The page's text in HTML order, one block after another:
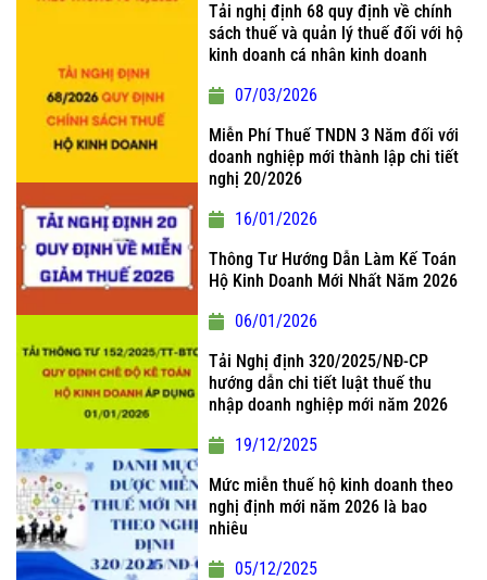
Tải nghị định 68 quy định về chính
sách thuế và quản lý thuế đối với hộ
kinh doanh cá nhân kinh doanh
07/03/2026
Miễn Phí Thuế TNDN 3 Năm đối với
doanh nghiệp mới thành lập chi tiết
nghị 20/2026
16/01/2026
Thông Tư Hướng Dẫn Làm Kế Toán
Hộ Kinh Doanh Mới Nhất Năm 2026
06/01/2026
Tải Nghị định 320/2025/NĐ-CP
hướng dẫn chi tiết luật thuế thu
nhập doanh nghiệp mới năm 2026
19/12/2025
Mức miễn thuế hộ kinh doanh theo
nghị định mới năm 2026 là bao
nhiêu
05/12/2025